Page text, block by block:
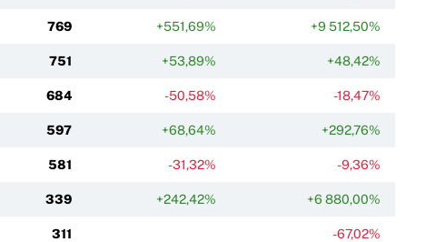
769 +551,69% +9 512,50%
751 +53,89% +48,42%
684 -50,58% -18,47%
597 +68,64% +292,76%
581 -31,32% -9,36%
339 +242,42% +6 880,00%
311 -67,02%